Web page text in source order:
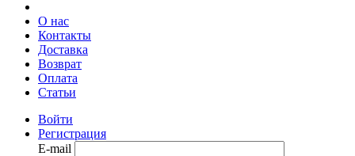
О нас
Контакты
Доставка
Возврат
Оплата
Статьи
Войти
Регистрация
E-mail